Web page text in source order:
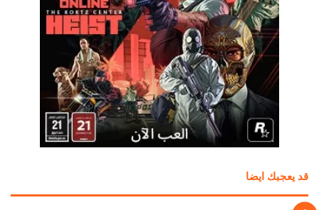
قد يعجبك ايضا